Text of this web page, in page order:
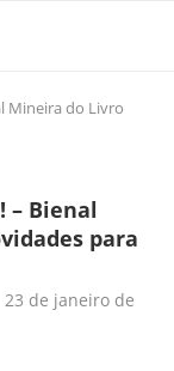
Mineira do Livro
– Bienal
para
23 de janeiro de